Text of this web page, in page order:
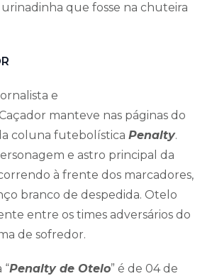
que fosse na chuteira
e
Caçador manteve nas páginas do
coluna futebolística Penalty.
e astro principal da
à frente dos marcadores,
branco de despedida. Otelo
entre os times adversários do
de sofredor.
“Penalty de Otelo” é de 04 de